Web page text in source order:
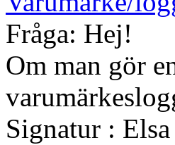
Fråga: Hej!
Om man gör
Signatur : Elsa